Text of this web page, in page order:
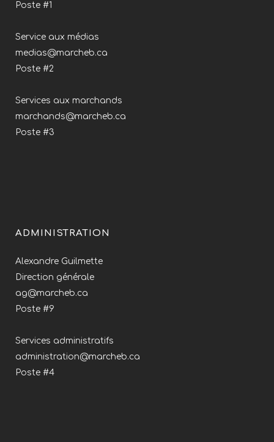
Poste #1
Service aux médias
medias@marcheb.ca
Poste #2
Services aux marchands
marchands@marcheb.ca
Poste #3
ADMINISTRATION
Alexandre Guilmette
Direction générale
ag@marcheb.ca
Poste #9
Services administratifs
administration@marcheb.ca
Poste #4